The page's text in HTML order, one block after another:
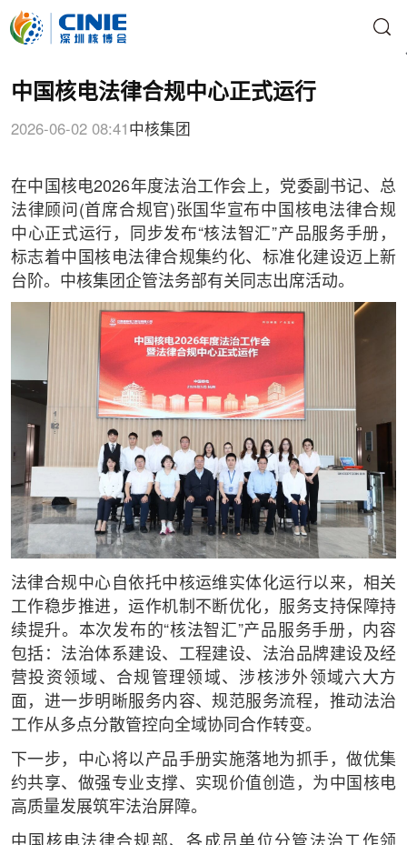
中国核电法律合规中心正式运行
2026-06-02 08:41 中核集团
在中国核电2026年度法治工作会上，党委副书记、总
法律顾问(首席合规官)张国华宣布中国核电法律合规
中心正式运行，同步发布“核法智汇”产品服务手册，
标志着中国核电法律合规集约化、标准化建设迈上新
台阶。中核集团企管法务部有关同志出席活动。
法律合规中心自依托中核运维实体化运行以来，相关
工作稳步推进，运作机制不断优化，服务支持保障持
续提升。本次发布的“核法智汇”产品服务手册，内容
包括：法治体系建设、工程建设、法治品牌建设及经
营投资领域、合规管理领域、涉核涉外领域六大方
面，进一步明晰服务内容、规范服务流程，推动法治
工作从多点分散管控向全域协同合作转变。
下一步，中心将以产品手册实施落地为抓手，做优集
约共享、做强专业支撑、实现价值创造，为中国核电
高质量发展筑牢法治屏障。